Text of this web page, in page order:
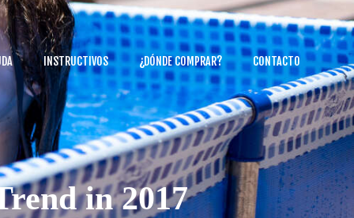
INSTRUCTIVOS ¿DÓNDE COMPRAR? CONTACTO
in 2017